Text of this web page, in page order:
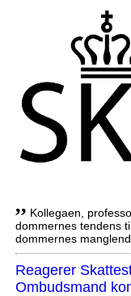
,, Kollegaen,
dommernes tendens
dommernes
Reagerer
Ombudsmand